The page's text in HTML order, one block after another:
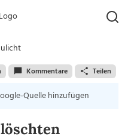
Kommentare Teilen
Quelle hinzufügen